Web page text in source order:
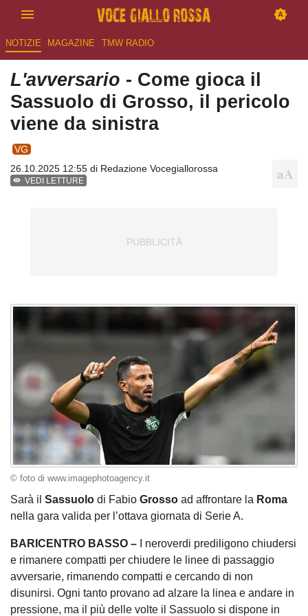
NOTIZIE MAGAZINE TMW RADIO
L'avversario - Come gioca il
Sassuolo di Grosso, il pericolo
viene da sinistra
VG
26.10.2025 12:55 di Redazione Vocegiallorossa
VEDI LETTURE
© foto di www.imagephotoagency.it
Sarà il Sassuolo di Fabio Grosso ad affrontare la Roma
nella gara valida per l’ottava giornata di Serie A.
BARICENTRO BASSO – I neroverdi prediligono chiudersi
e rimanere compatti per chiudere le linee di passaggio
avversarie, rimanendo compatti e cercando di non
disunirsi. Ogni tanto provano ad alzare la linea e andare in
pressione, ma il più delle volte il Sassuolo si dispone in